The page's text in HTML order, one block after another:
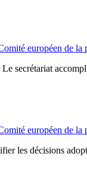
européen de la
secrétariat
européen de la
les décisions